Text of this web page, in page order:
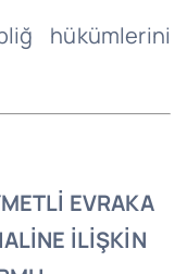
hükümlerini
EVRAKA
İLİŞKİN